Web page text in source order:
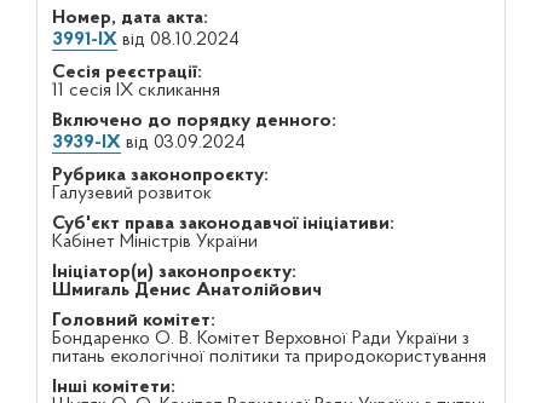
Номер, дата акта:
3991-IXвід 08.10.2024
Сесія реєстрації:
11 сесія IX скликання
Включено до порядку денного:
3939-IXвід 03.09.2024
Рубрика законопроєкту:
Галузевий розвиток
Суб'єкт права законодавчої ініціативи:
Кабінет Міністрів України
Ініціатор(и) законопроєкту:
Шмигаль Денис Анатолійович
Головний комітет:
Бондаренко О. В. Комітет Верховної Ради України з
питань екологічної політики та природокористування
Інші комітети: